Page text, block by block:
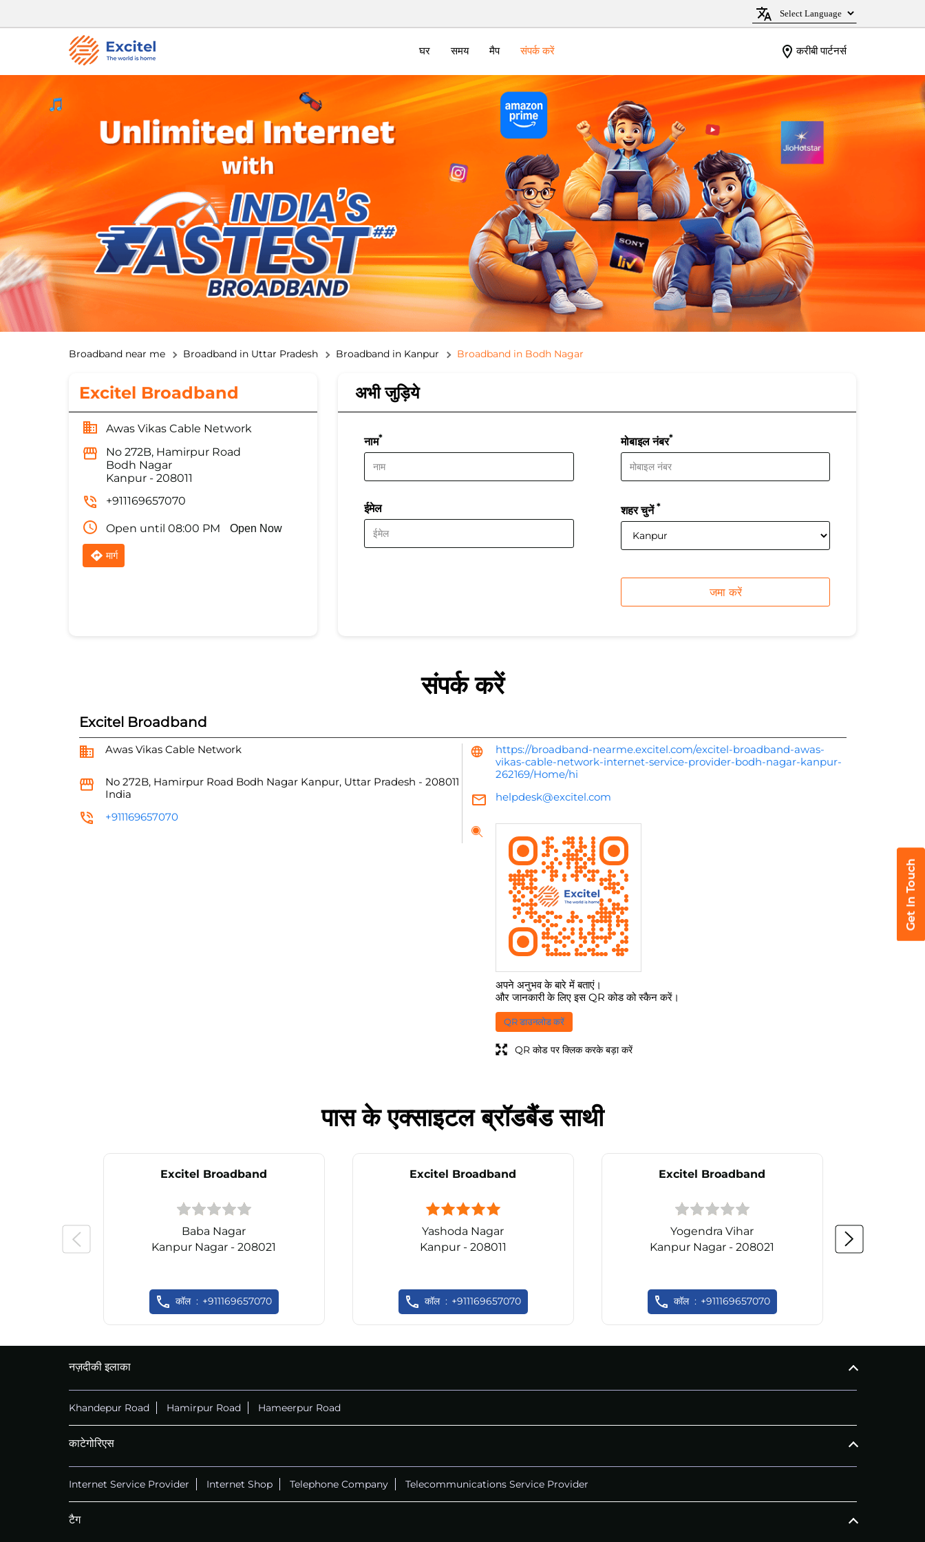
घर समय मैप संपर्क करें करीबी पार्टनर्स
Broadband near me Broadband in Uttar Pradesh Broadband in Kanpur Broadband in Bodh Nagar
Excitel Broadband
Awas Vikas Cable Network
No 272B, Hamirpur Road
Bodh Nagar
Kanpur- 208011
+911169657070
Open until 08:00 PM Open Now
मार्ग
अभी जुड़िये
नाम*
ईमेल
मोबाइल नंबर*
शहर चुनें*
संपर्क करें
Excitel Broadband
Awas Vikas Cable Network
No 272B, Hamirpur Road Bodh Nagar Kanpur, Uttar Pradesh - 208011
India
+911169657070
https://broadband-nearme.excitel.com/excitel-broadband-awas-
vikas-cable-network-internet-service-provider-bodh-nagar-kanpur-
262169/Home/hi
helpdesk@excitel.com
अपने अनुभव के बारे में बताएं।
और जानकारी के लिए इस QR कोड को स्कैन करें।
QR डाउनलोड करें
QR कोड पर क्लिक करके बड़ा करें
पास के एक्साइटल ब्रॉडबैंड साथी
Excitel Broadband
Baba Nagar
Kanpur Nagar - 208021
कॉल +911169657070
Excitel Broadband
Yashoda Nagar
Kanpur - 208011
कॉल +911169657070
Excitel Broadband
Yogendra Vihar
Kanpur Nagar - 208021
कॉल +911169657070
नज़दीकी इलाका
Khandepur Road Hamirpur Road Hameerpur Road
काटेगोरिएस
Internet Service Provider Internet Shop Telephone Company Telecommunications Service Provider
टैग